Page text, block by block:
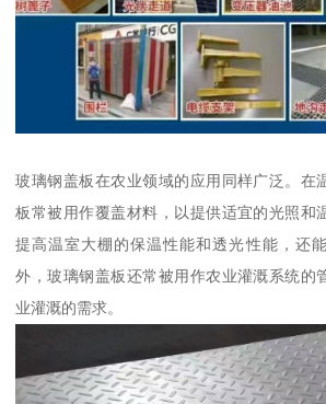
玻璃钢盖板在农业领域的应用同样广泛。在
板常被用作覆盖材料，以提供适宜的光照和
提高温室大棚的保温性能和透光性能，还
外，玻璃钢盖板还常被用作农业灌溉系统的
业灌溉的需求。